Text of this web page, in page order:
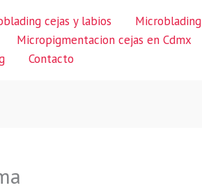
cejas y labios
Micropigmentacion cejas en Cdmx
Contacto